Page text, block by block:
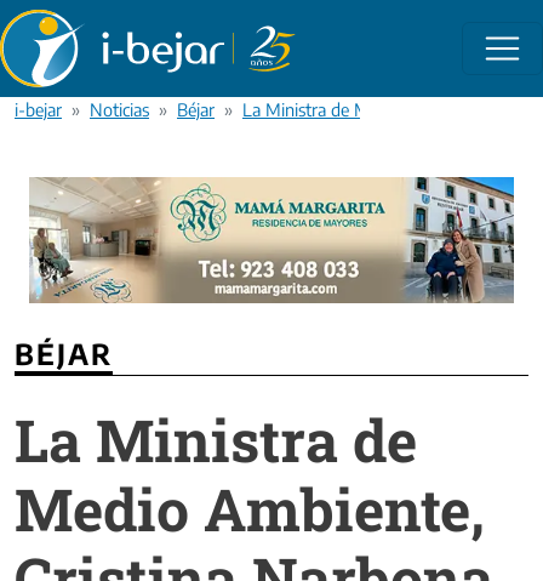
Pasar al contenido principal
i-bejar Noticias Béjar La Ministra de Medio Ambiente,
BÉJAR
La Ministra de
Medio Ambiente,